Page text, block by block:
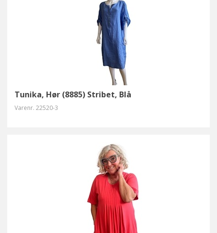
Tunika, Hør (8885) Stribet, Blå
Varenr. 22520-3